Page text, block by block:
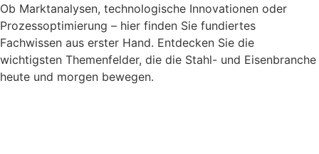
Ob Marktanalysen, technologische Innovationen oder
Prozessoptimierung – hier finden Sie fundiertes
Fachwissen aus erster Hand. Entdecken Sie die
wichtigsten Themenfelder, die die Stahl- und Eisenbranche
heute und morgen bewegen.